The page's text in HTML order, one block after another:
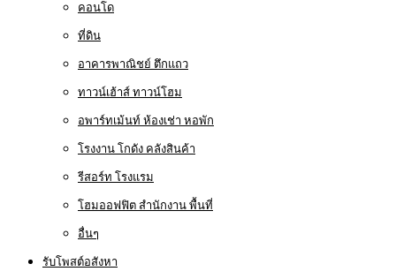
คอนโด
ที่ดิน
อาคารพาณิชย์ ตึกแถว
ทาวน์เฮ้าส์ ทาวน์โฮม
อพาร์ทเม้นท์ ห้องเช่า หอพัก
โรงงาน โกดัง คลังสินค้า
รีสอร์ท โรงแรม
โฮมออฟฟิต สำนักงาน พื้นที่
อื่นๆ
รับโพสต์อสังหา